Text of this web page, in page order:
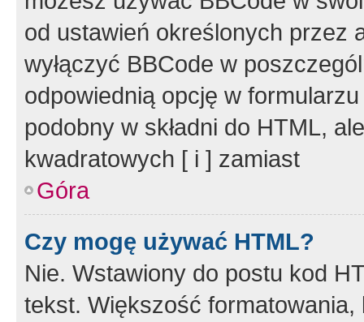
od ustawień określonych przez
wyłączyć BBCode w
odpowiednią opcję w
podobny w składni do HTML,
kwadratowych [ i ] zamiast
Góra
Czy mogę używać HTML?
Nie. Wstawiony do postu kod
tekst. Większość